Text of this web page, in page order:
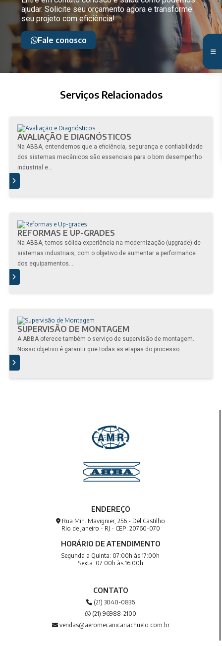
ajudar. Solicite seu orçamento agora e transforme
seu projeto com eficiência!
Fale conosco
Serviços Relacionados
AVALIAÇÃO E DIAGNÓSTICOS
Na ABBA, entendemos que a eficiência, segurança e confiabilidade
dos sistemas mecânicos são essenciais para o bom desempenho
industrial e...
REFORMAS E UP-GRADES
Na ABBA, temos sólida experiência na modernização (upgrade) de
sistemas industriais, com o objetivo de aumentar a performance
dos equipamentos...
SUPERVISÃO DE MONTAGEM
A ABBA oferece também o serviço de supervisão de montagem.
Nosso objetivo é garantir que todas as etapas do processo...
ENDEREÇO
Rua Min. Mavignier, 256 - Del Castilho
Rio de Janeiro - RJ - CEP: 20760-070
HORÁRIO DE ATENDIMENTO
Segunda a Quinta: 07:00h às 17:00h
Sexta: 07:00h às 16:00h
CONTATO
(21) 3040-0836
(21) 96988-2100
vendas@aeromecanicariachuelo.com.br